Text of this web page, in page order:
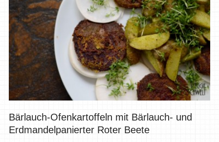
Bärlauch-Ofenkartoffeln mit Bärlauch- und
Erdmandelpanierter Roter Beete